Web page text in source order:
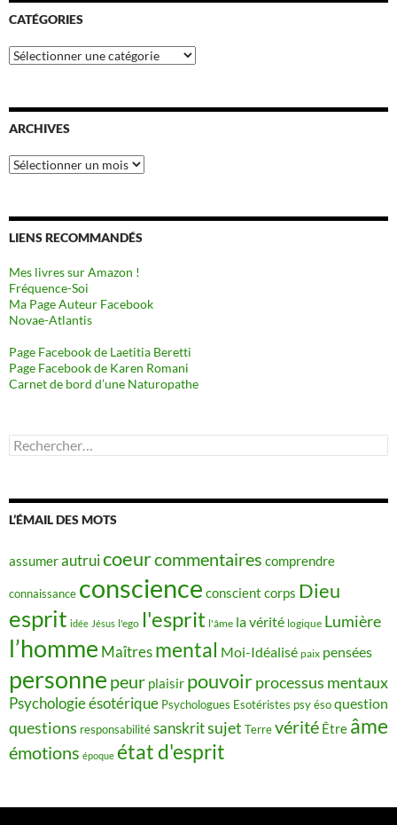
CATÉGORIES
Catégories
ARCHIVES
Archives
LIENS RECOMMANDÉS
Mes livres sur Amazon !
Fréquence-Soi
Ma Page Auteur Facebook
Novae-Atlantis
Page Facebook de Laetitia Beretti
Page Facebook de Karen Romani
Carnet de bord d’une Naturopathe
Rechercher :
L’ÉMAIL DES MOTS
assumerautruicoeurcommentaires comprendre
connaissance conscience conscient corps Dieu
esprit idée Jésus l'ego l'esprit l'âme la vérité logique Lumière
l’homme Maîtres mental Moi-Idéalisé paix pensées
personne peur plaisir pouvoirprocessus mentaux
Psychologie ésotérique Psychologues Esotéristes psy ésoquestion
questions responsabilitésanskritsujet Terrevérité Être âme
émotions époque état d'esprit